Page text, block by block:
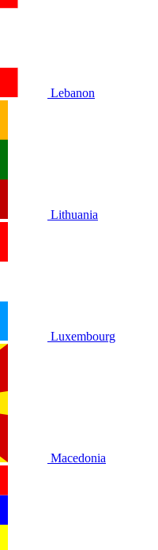
Lebanon
Lithuania
Luxembourg
Macedonia